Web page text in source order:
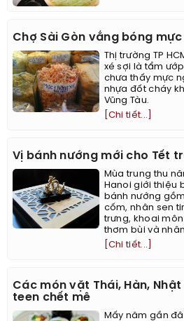
Chợ Sài Gòn vắng bóng
Thị trường TP
xé sợi là tẩm
chưa thấy mực
nhựa đốt cháy
Vũng Tàu.
[Chi tiết...]
Vị bánh nướng mới cho Tết
Mùa trung thu
Hanoi giới thiệu
bánh nướng
cốm, nhân sen
trưng, khoai
thơm bùi và
[Chi tiết...]
Các món vặt Thái, Hàn,
teen chết mê
Mấy năm gần